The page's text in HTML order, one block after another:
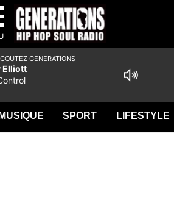
MUSIQUE SPORT LIFESTYLE
GENERATIONS
Elliott